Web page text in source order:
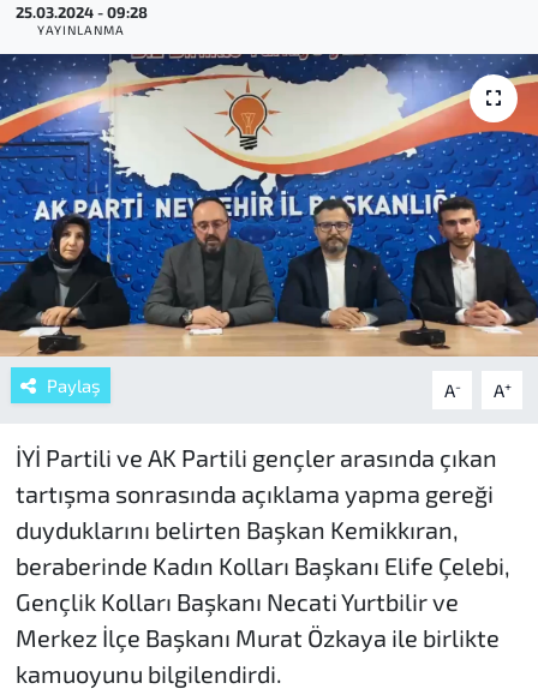
25.03.2024 - 09:28
YAYINLANMA
Paylaş A- A+
İYİ Partili ve AK Partili gençler arasında çıkan
tartışma sonrasında açıklama yapma gereği
duyduklarını belirten Başkan Kemikkıran,
beraberinde Kadın Kolları Başkanı Elife Çelebi,
Gençlik Kolları Başkanı Necati Yurtbilir ve
Merkez İlçe Başkanı Murat Özkaya ile birlikte
kamuoyunu bilgilendirdi.